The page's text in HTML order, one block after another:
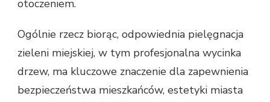
otoczeniem.
Ogólnie rzecz biorąc, odpowiednia pielęgnacja
zieleni miejskiej, w tym profesjonalna wycinka
drzew, ma kluczowe znaczenie dla zapewnienia
bezpieczeństwa mieszkańców, estetyki miasta